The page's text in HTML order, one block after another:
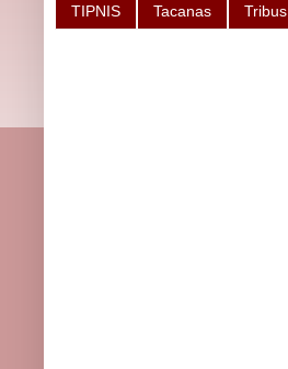
TIPNIS Tacanas Tribus